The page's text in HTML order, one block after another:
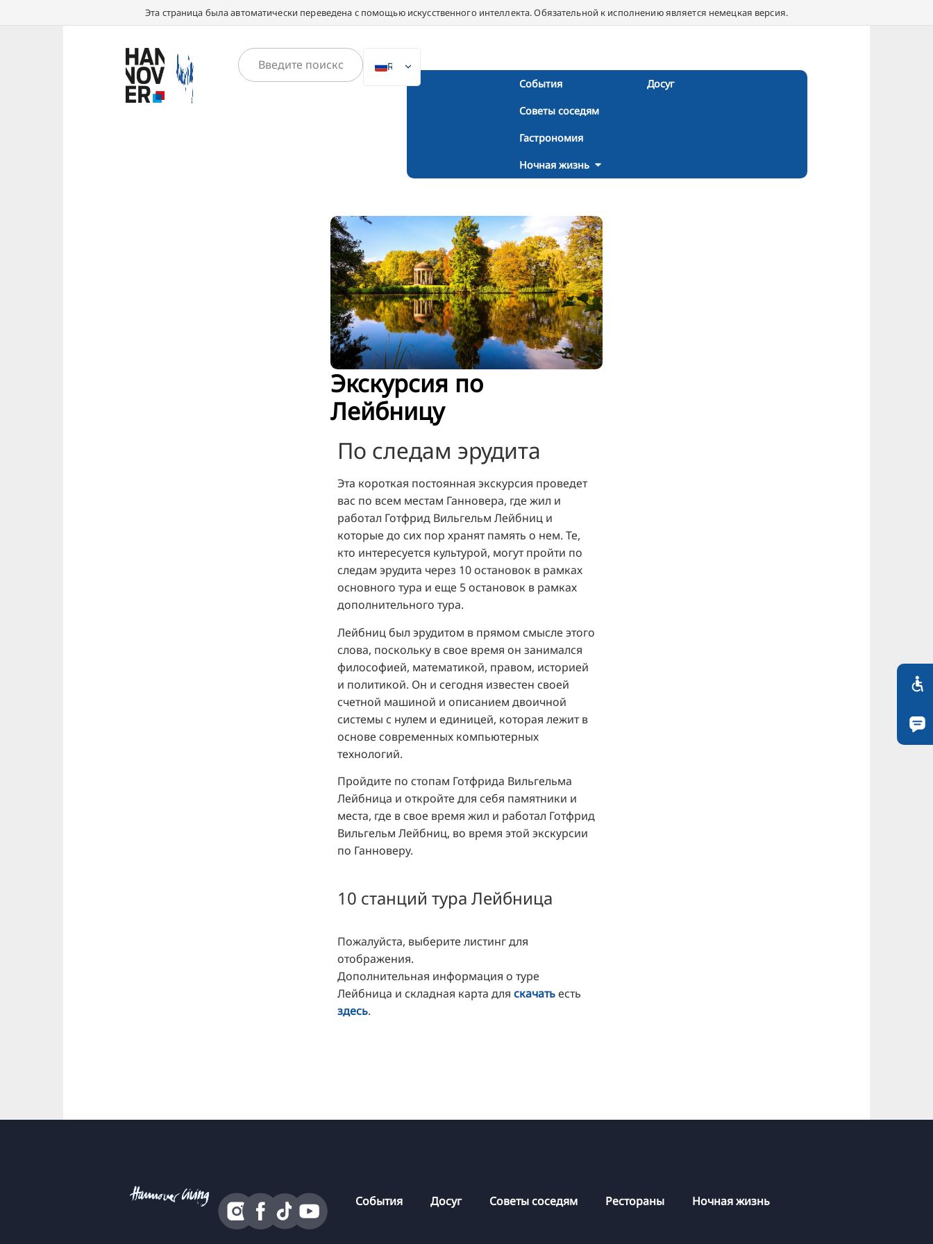
Эта страница была автоматически переведена с помощью искусственного интеллекта. Обязательной к исполнению является немецкая версия.
DE
SV
FR
PT
TR
FI
ZH
KO
JA
BG
События Досуг
Советы соседям
Гастрономия
Ночная жизнь
Экскурсия по
Лейбницу
По следам эрудита
Эта короткая постоянная экскурсия проведет
вас по всем местам Ганновера, где жил и
работал Готфрид Вильгельм Лейбниц и
которые до сих пор хранят память о нем. Те,
кто интересуется культурой, могут пройти по
следам эрудита через 10 остановок в рамках
основного тура и еще 5 остановок в рамках
дополнительного тура.
Лейбниц был эрудитом в прямом смысле этого
слова, поскольку в свое время он занимался
философией, математикой, правом, историей
и политикой. Он и сегодня известен своей
счетной машиной и описанием двоичной
системы с нулем и единицей, которая лежит в
основе современных компьютерных
технологий.
Пройдите по стопам Готфрида Вильгельма
Лейбница и откройте для себя памятники и
места, где в свое время жил и работал Готфрид
Вильгельм Лейбниц, во время этой экскурсии
по Ганноверу.
10 станций тура Лейбница
Пожалуйста, выберите листинг для
отображения.
Дополнительная информация о туре
Лейбница и складная карта для скачатьесть
здесь.
События Досуг Советы соседям Рестораны Ночная жизнь